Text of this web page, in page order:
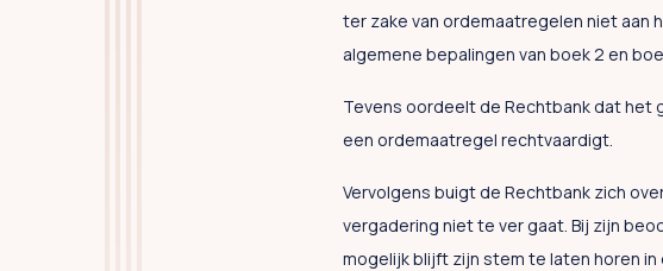
ter zake van ordemaatregelen niet aan
algemene bepalingen van boek 2 en
Tevens oordeelt de Rechtbank dat het
een ordemaatregel rechtvaardigt.
Vervolgens buigt de Rechtbank zich
vergadering niet te ver gaat. Bij zijn
mogelijk blijft zijn stem te laten horen